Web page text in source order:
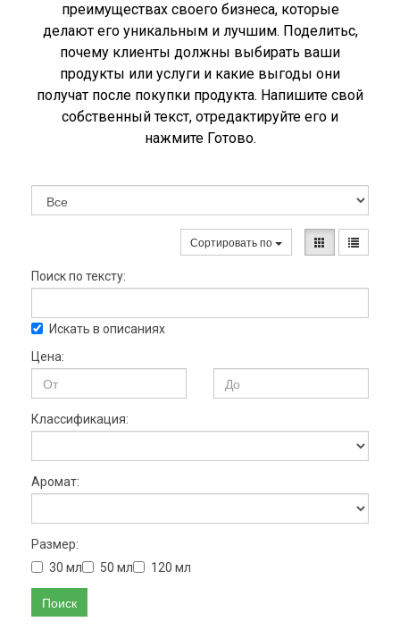
преимуществах своего бизнеса, которые
делают его уникальным и лучшим. Поделитьс,
почему клиенты должны выбирать ваши
продукты или услуги и какие выгоды они
получат после покупки продукта. Напишите свой
собственный текст, отредактируйте его и
нажмите Готово.
Сортировать по
Поиск по тексту:
Искать в описаниях
Цена:
Классификация:
Аромат:
Размер:
30 мл
50 мл 120 мл
Поиск